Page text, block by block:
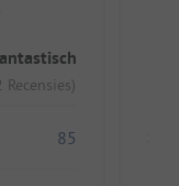
Recensies)
85